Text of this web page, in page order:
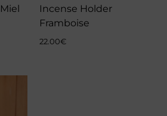
Incense Holder
Framboise
22.00€